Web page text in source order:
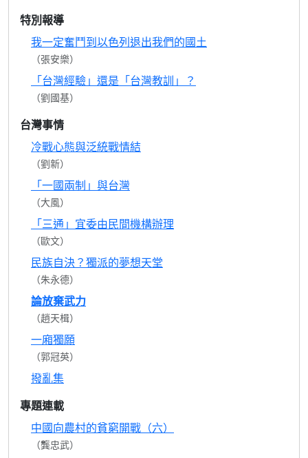
特別報導
我一定奮鬥到以色列退出我們的國土
（張安樂）
「台灣經驗」還是「台灣教訓」？
（劉國基）
台灣事情
冷戰心態與泛統戰情結
（劉新）
「一國兩制」與台灣
（大風）
「三通」宜委由民間機構辦理
（歐文）
民族自決？獨派的夢想天堂
（朱永德）
論放棄武力
（趙天楫）
一廂獨願
（郭冠英）
撥亂集
專題連載
中國向農村的貧窮開戰（六）
（龔忠武）